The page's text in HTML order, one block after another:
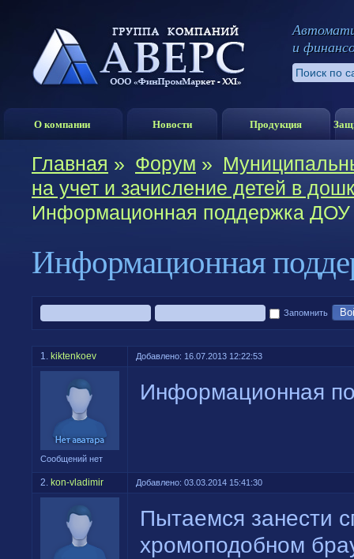
и
О компании Новости Продукция
Главная » Форум »
на учет и зачисление детей в
Информационная поддержка
Информационная
Запомнить
1. kiktenkoev Добавлено: 16.07.2013 12:22:53
Сообщений нет
Информационная
2. kon-vladimir Добавлено: 03.03.2014 15:41:30
Пытаемся занести
хромоподобном